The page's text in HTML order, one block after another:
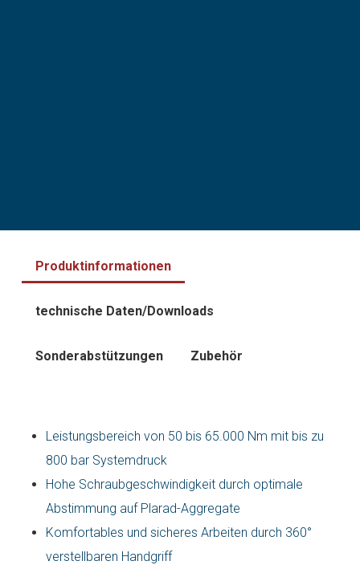
Produktinformationen
technische Daten/Downloads
Sonderabstützungen Zubehör
Leistungsbereich von 50 bis 65.000 Nm mit bis zu
800 bar Systemdruck
Hohe Schraubgeschwindigkeit durch optimale
Abstimmung auf Plarad-Aggregate
Komfortables und sicheres Arbeiten durch 360°
verstellbaren Handgriff